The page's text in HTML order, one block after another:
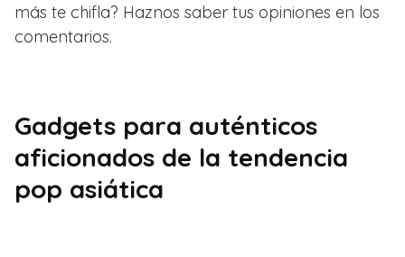
más te chifla? Haznos saber tus opiniones en los
comentarios.
Gadgets para auténticos
aficionados de la tendencia
pop asiática